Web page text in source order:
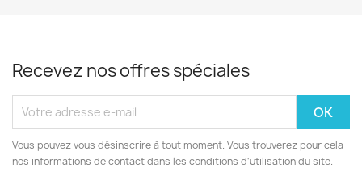
Recevez nos offres spéciales
Vous pouvez vous désinscrire à tout moment. Vous trouverez pour cela
nos informations de contact dans les conditions d'utilisation du site.